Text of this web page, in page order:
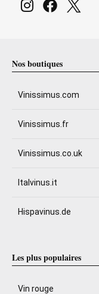
Nos boutiques
Vinissimus.com
Vinissimus.fr
Vinissimus.co.uk
Italvinus.it
Hispavinus.de
Les plus populaires
Vin rouge